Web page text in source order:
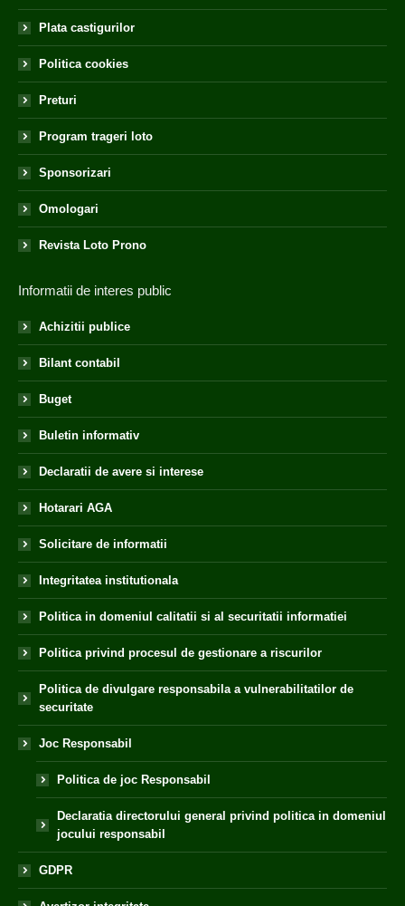
Plata castigurilor
Politica cookies
Preturi
Program trageri loto
Sponsorizari
Omologari
Revista Loto Prono
Informatii de interes public
Achizitii publice
Bilant contabil
Buget
Buletin informativ
Declaratii de avere si interese
Hotarari AGA
Solicitare de informatii
Integritatea institutionala
Politica in domeniul calitatii si al securitatii informatiei
Politica privind procesul de gestionare a riscurilor
Politica de divulgare responsabila a vulnerabilitatilor de
securitate
Joc Responsabil
Politica de joc Responsabil
Declaratia directorului general privind politica in domeniul
jocului responsabil
GDPR